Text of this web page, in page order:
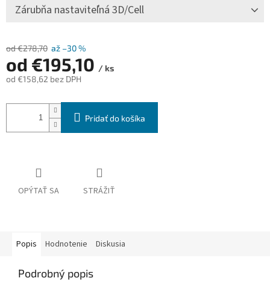
OPÝTAŤ SA STRÁŽIŤ
Zárubňa nastaviteľná 3D/Cell
od €278,70 až –30 %
od €195,10 / ks
od €158,62 bez DPH
cena:
Pridať do košíka
Popis Hodnotenie Diskusia
Podrobný popis